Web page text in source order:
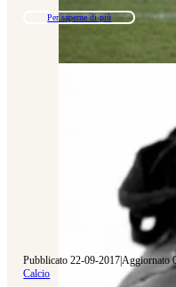
Per saperne di più
Pubblicato 22-09-2017|Aggiornato
Calcio